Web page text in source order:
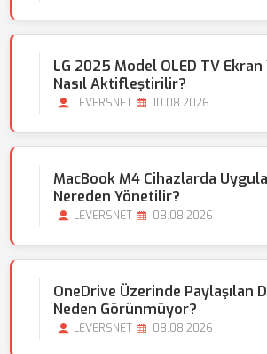
LG 2025 Model OLED TV Ekran
Nasıl Aktifleştirilir?
LEVERSNET 10.08.2026
MacBook M4 Cihazlarda
Nereden Yönetilir?
LEVERSNET 08.08.2026
OneDrive Üzerinde Paylaşılan
Neden Görünmüyor?
LEVERSNET 08.08.2026